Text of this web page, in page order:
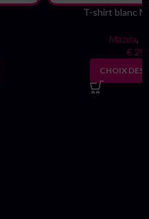
T-shirt blanc
Mazda,
€
CHOIX DES